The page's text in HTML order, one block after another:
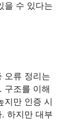
을 수 있다는
오류 정리는
구조를 이해
지만 인증 시
하지만 대부